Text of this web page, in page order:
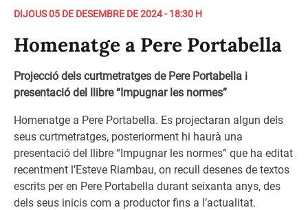
DIJOUS 05 DE DESEMBRE DE 2024 - 18:30 H
Homenatge a Pere Portabella
Projecció dels curtmetratges de Pere Portabella i
presentació del llibre “Impugnar les normes”
Homenatge a Pere Portabella. Es projectaran algun dels
seus curtmetratges, posteriorment hi haurà una
presentació del llibre “Impugnar les normes” que ha editat
recentment l’Esteve Riambau, on recull desenes de textos
escrits per en Pere Portabella durant seixanta anys, des
dels seus inicis com a productor fins a l’actualitat.